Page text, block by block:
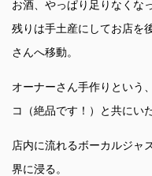
お酒、やっぱり足りなくな
残りは手土産にしてお店を
さんへ移動。
オーナーさん手作りという
コ（絶品です！）と共にい
店内に流れるボーカルジャ
界に浸る。